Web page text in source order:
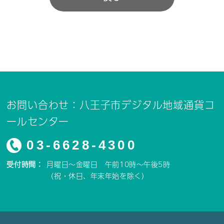
お問い合わせ：八王子市デジタル地域通貨コ
ールセンター
03-6628-4300
受付時間： 月曜日～金曜日 午前10時～午後5時
（祝・休日、年末年始を除く）